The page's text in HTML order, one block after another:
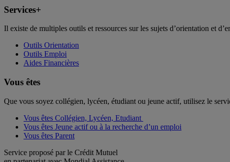
Services+
Il existe de multiples outils et ressources sur les sujets d’orientation et
Outils Orientation
Outils Emploi
Aides Financières
Vous êtes
Que vous soyez collégien, lycéen, étudiant ou jeune actif, utilisez le
Vous êtes Collégien, Lycéen, Etudiant
Vous êtes Jeune actif ou à la recherche d’un emploi
Vous êtes Parent
Service proposé par le Crédit Mutuel